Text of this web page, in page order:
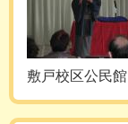
敷戸校区公民館